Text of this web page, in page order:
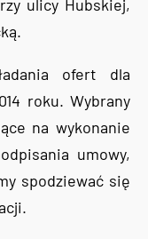
ulicy Hubskiej,
ofert dla
roku. Wybrany
na wykonanie
umowy,
spodziewać się